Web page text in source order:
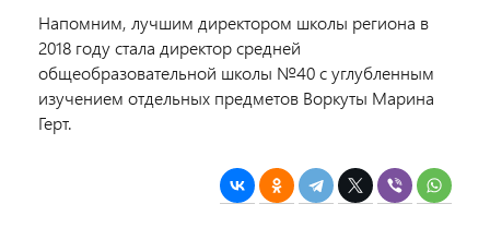
Напомним, лучшим директором школы региона в
2018 году стала директор средней
общеобразовательной школы №40 с углубленным
изучением отдельных предметов Воркуты Марина
Герт.